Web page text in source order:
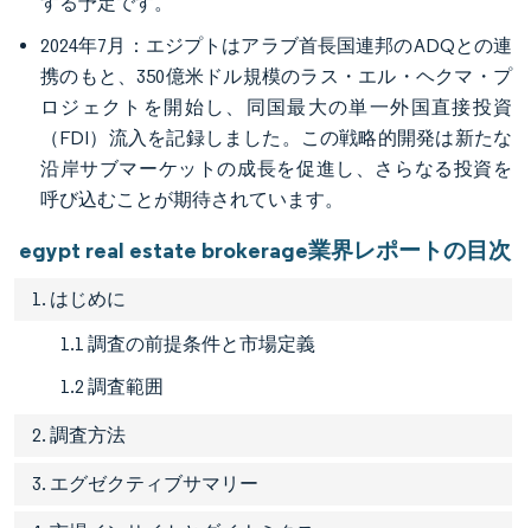
2024年7月：エジプトはアラブ首長国連邦のADQとの連
携のもと、350億米ドル規模のラス・エル・ヘクマ・プ
ロジェクトを開始し、同国最大の単一外国直接投資
（FDI）流入を記録しました。この戦略的開発は新たな
沿岸サブマーケットの成長を促進し、さらなる投資を
呼び込むことが期待されています。
egypt real estate brokerage業界レポートの目次
1. はじめに
1.1 調査の前提条件と市場定義
1.2 調査範囲
2. 調査方法
3. エグゼクティブサマリー